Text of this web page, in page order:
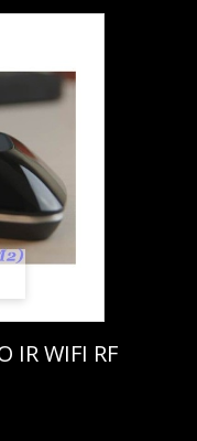
IR WIFI RF